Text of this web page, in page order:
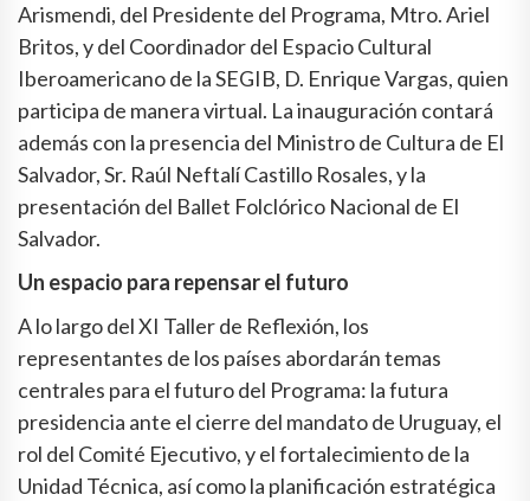
Arismendi, del Presidente del Programa, Mtro. Ariel
Britos, y del Coordinador del Espacio Cultural
Iberoamericano de la SEGIB, D. Enrique Vargas, quien
participa de manera virtual. La inauguración contará
además con la presencia del Ministro de Cultura de El
Salvador, Sr. Raúl Neftalí Castillo Rosales, y la
presentación del Ballet Folclórico Nacional de El
Salvador.
Un espacio para repensar el futuro
A lo largo del XI Taller de Reflexión, los
representantes de los países abordarán temas
centrales para el futuro del Programa: la futura
presidencia ante el cierre del mandato de Uruguay, el
rol del Comité Ejecutivo, y el fortalecimiento de la
Unidad Técnica, así como la planificación estratégica